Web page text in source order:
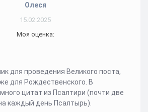
Олеся
15.02.2025
Моя оценка:
для проведения Великого поста,
для Рождественского. В
цитат из Псалтири (почти две
каждый день Псалтырь).